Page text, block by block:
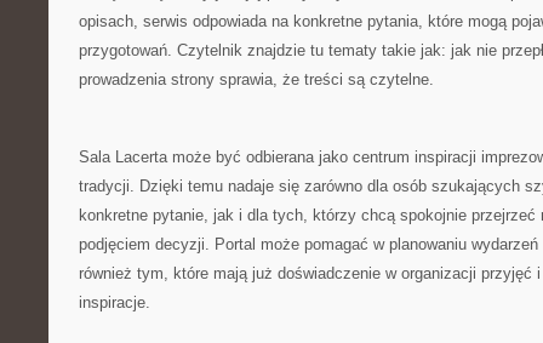
opisach, serwis odpowiada na konkretne pytania, które mogą
przygotowań. Czytelnik znajdzie tu tematy takie jak: jak nie
prowadzenia strony sprawia, że treści są czytelne.
Sala Lacerta może być odbierana jako centrum inspiracji
tradycji. Dzięki temu nadaje się zarówno dla osób szukających
konkretne pytanie, jak i dla tych, którzy chcą spokojnie przejrzeć
podjęciem decyzji. Portal może pomagać w planowaniu
również tym, które mają już doświadczenie w organizacji przyjęć
inspiracje.